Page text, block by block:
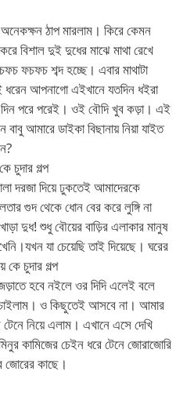
ঠাপ মারলাম। কিরে কেমন
বিশাল দুই দুধের মাঝে মাথা রেখে
ফচফচ শব্দ হচ্ছে। এবার মাথাটা
ধরেন আপনাগো এইখানে যতদিন ধইরা
পরে পরেই। ওই বৌদি খুব কড়া। এই
আমারে ডাইকা বিছানায় নিয়া যাইত
চুদার গল্প
দরজা দিয়ে ঢুকতেই আমাদেরকে
গুদ থেকে ধোন বের করে লুঙ্গি না
দুধ! শুধু বৌয়ের বাড়ির এলাকার মানুষ
যা চেয়েছি তাই দিয়েছে। ঘরের
চুদার গল্প
হবে নইলে ওর দিদি এলেই বলে
চাইলাম। ও কিছুতেই আসবে না। আমার
নিয়ে এলাম। এখানে এসে দেখি
কামিজের চেইন ধরে টেনে জোরাজোরি
জোরের কাছে।